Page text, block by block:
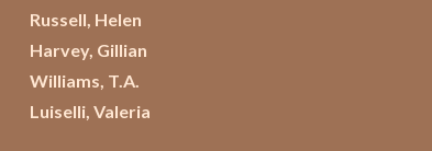
Russell, Helen
Harvey, Gillian
Williams, T.A.
Luiselli, Valeria